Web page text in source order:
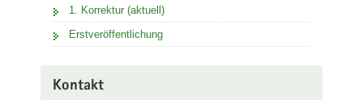
1. Korrektur (aktuell)
Erstveröffentlichung
Kontakt